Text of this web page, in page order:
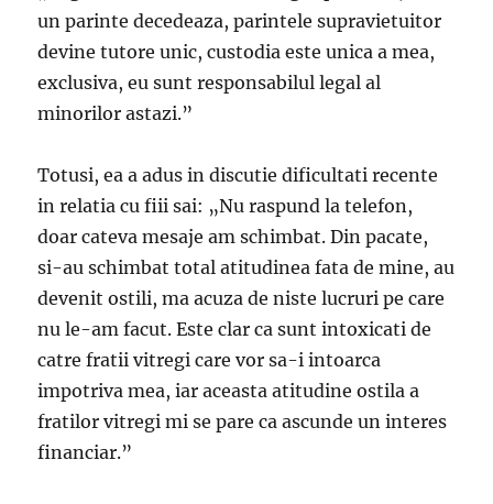
un parinte decedeaza, parintele supravietuitor
devine tutore unic, custodia este unica a mea,
exclusiva, eu sunt responsabilul legal al
minorilor astazi.”
Totusi, ea a adus in discutie dificultati recente
in relatia cu fiii sai: „Nu raspund la telefon,
doar cateva mesaje am schimbat. Din pacate,
si-au schimbat total atitudinea fata de mine, au
devenit ostili, ma acuza de niste lucruri pe care
nu le-am facut. Este clar ca sunt intoxicati de
catre fratii vitregi care vor sa-i intoarca
impotriva mea, iar aceasta atitudine ostila a
fratilor vitregi mi se pare ca ascunde un interes
financiar.”